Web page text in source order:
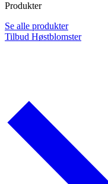
Produkter
Se alle produkter
Tilbud Høstblomster